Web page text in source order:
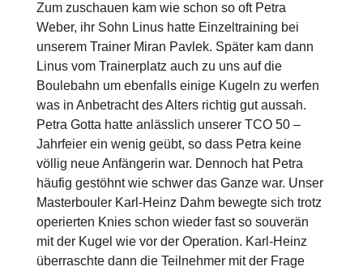
Zum zuschauen kam wie schon so oft Petra
Weber, ihr Sohn Linus hatte Einzeltraining bei
unserem Trainer Miran Pavlek. Später kam dann
Linus vom Trainerplatz auch zu uns auf die
Boulebahn um ebenfalls einige Kugeln zu werfen
was in Anbetracht des Alters richtig gut aussah.
Petra Gotta hatte anlässlich unserer TCO 50 –
Jahrfeier ein wenig geübt, so dass Petra keine
völlig neue Anfängerin war. Dennoch hat Petra
häufig gestöhnt wie schwer das Ganze war. Unser
Masterbouler Karl-Heinz Dahm bewegte sich trotz
operierten Knies schon wieder fast so souverän
mit der Kugel wie vor der Operation. Karl-Heinz
überraschte dann die Teilnehmer mit der Frage